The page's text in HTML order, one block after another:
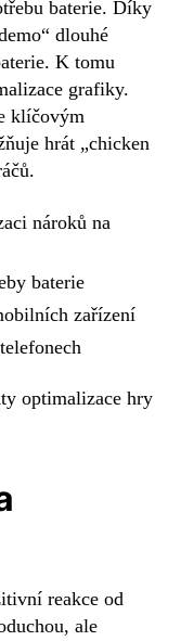
baterie. Díky
dlouhé
K tomu
grafiky.
klíčovým
hrát „chicken
nároků na
baterie
zařízení
optimalizace hry
reakce od
ale